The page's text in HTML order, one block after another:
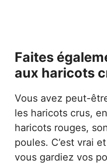
Faites
aux haricots
Vous avez peut-
les haricots crus,
haricots rouges,
poules. C’est vrai
vous gardiez vos